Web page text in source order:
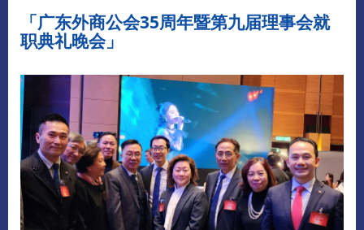
「广东外商公会35周年暨第九届理事会就
职典礼晚会」